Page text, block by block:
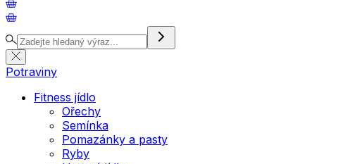
Potraviny
Fitness jídlo
Ořechy
Semínka
Pomazánky a pasty
Ryby